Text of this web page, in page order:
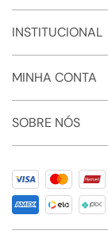
INSTITUCIONAL
MINHA CONTA
SOBRE NÓS